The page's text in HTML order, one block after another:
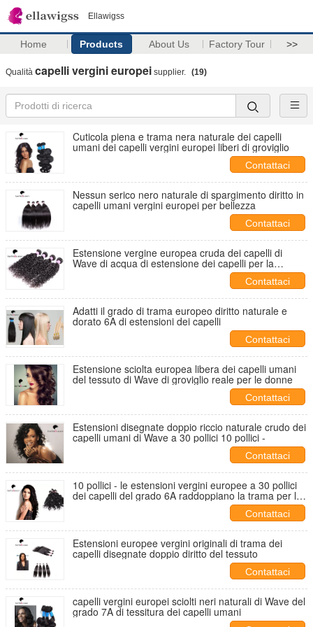
Ellawigss
Home Products About Us Factory Tour >>
Qualità capelli vergini europei supplier. (19)
Cuticola piena e trama nera naturale dei capelli
umani dei capelli vergini europei liberi di groviglio
Contattaci
Nessun serico nero naturale di spargimento diritto in
capelli umani vergini europei per bellezza
Contattaci
Estensione vergine europea cruda dei capelli di
Wave di acqua di estensione dei capelli per la
Contattaci
Adatti il grado di trama europeo diritto naturale e
dorato 6A di estensioni dei capelli
Contattaci
Estensione sciolta europea libera dei capelli umani
del tessuto di Wave di groviglio reale per le donne
Contattaci
Estensioni disegnate doppio riccio naturale crudo dei
capelli umani di Wave a 30 pollici 10 pollici -
Contattaci
10 pollici - le estensioni vergini europee a 30 pollici
dei capelli del grado 6A raddoppiano la trama per la
Contattaci
Estensioni europee vergini originali di trama dei
capelli disegnate doppio diritto del tessuto
Contattaci
capelli vergini europei sciolti neri naturali di Wave del
grado 7A di tessitura dei capelli umani